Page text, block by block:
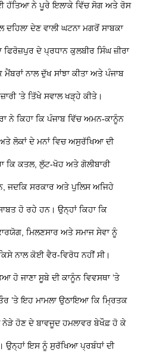
ਹੱਤਿਆ ਨੇ ਪੂਰੇ ਇਲਾਕੇ ਵਿੱਚ ਸੋਗ ਅਤੇ ਰੋਸ
ਦਹਿਲਾ ਦੇਣ ਵਾਲੀ ਘਟਨਾ ਮਗਰੋਂ ਸਾਬਕਾ
ਦੇ ਪ੍ਰਧਾਨ ਕੁਲਬੀਰ ਸਿੰਘ ਜ਼ੀਰਾ
ਨਾਲ ਦੁੱਖ ਸਾਂਝਾ ਕੀਤਾ ਅਤੇ ਪੰਜਾਬ
’ਤੇ ਤਿੱਖੇ ਸਵਾਲ ਖੜ੍ਹੇ ਕੀਤੇ।
ਨੇ ਕਿਹਾ ਕਿ ਪੰਜਾਬ ਵਿੱਚ ਅਮਨ-ਕਾਨੂੰਨ
ਅਤੇ ਲੋਕਾਂ ਦੇ ਮਨਾਂ ਵਿਚ ਅਸੁਰੱਖਿਆ ਦੀ
ਕਿ ਕਤਲ, ਲੁੱਟ-ਖੋਹ ਅਤੇ ਗੋਲੀਬਾਰੀ
ਜਦਕਿ ਸਰਕਾਰ ਅਤੇ ਪੁਲਿਸ ਅਜਿਹੇ
ਹੋ ਰਹੇ ਹਨ। ਉਨ੍ਹਾਂ ਕਿਹਾ ਕਿ
ਮਿਲਣਸਾਰ ਅਤੇ ਸਮਾਜ ਸੇਵਾ ਨੂੰ
ਨਾਲ ਕੋਈ ਵੈਰ-ਵਿਰੋਧ ਨਹੀਂ ਸੀ।
ਹੋ ਜਾਣਾ ਸੂਬੇ ਦੀ ਕਾਨੂੰਨ ਵਿਵਸਥਾ ’ਤੇ
’ਤੇ ਇਹ ਮਾਮਲਾ ਉਠਾਇਆ ਕਿ ਮ੍ਰਿਤਕ
ਨੇੜੇ ਹੋਣ ਦੇ ਬਾਵਜੂਦ ਹਮਲਾਵਰ ਬੇਖੌਫ਼ ਹੋ ਕੇ
ਉਨ੍ਹਾਂ ਇਸ ਨੂੰ ਸੁਰੱਖਿਆ ਪ੍ਰਬੰਧਾਂ ਦੀ